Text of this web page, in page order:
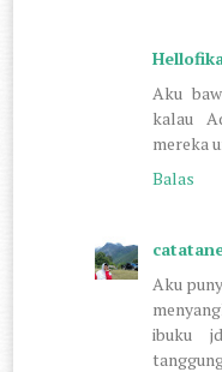
Aku
kalau
mereka
Balas
Aku
ibuku